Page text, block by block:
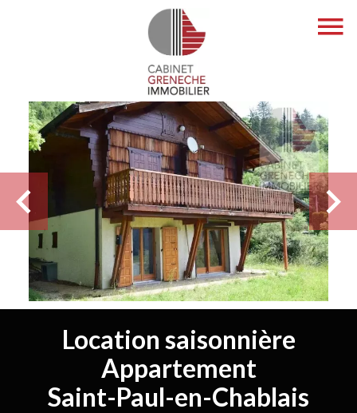
Location saisonnière
Appartement
Saint-Paul-en-Chablais